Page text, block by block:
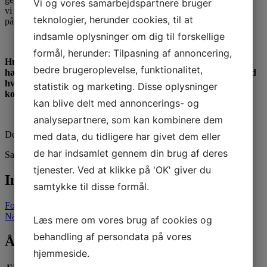
vi nærmer os, men sæt allerede nu kryds i kalenderen, så I er sikre
på at I kan deltage!
Husk at vi som frivillig forening, altid kan bruge et par ekstra
hænder! Så har du lyst til at give en hånd med og bidrage med
hvad end du synes du kan, er du meget velkommen til at
kontakte bestyrelsen – al hjælp er værdsat.
De bedste hilsner fra bestyrelsen
Sakskøbing Fitness Forening
Indlægsnavigation
Forrige indlæg
Næste indlæg
Åbningstider
Vi og vores samarbejdspartnere bruger
teknologier, herunder cookies, til at
indsamle oplysninger om dig til forskellige
formål, herunder: Tilpasning af annoncering,
bedre brugeroplevelse, funktionalitet,
statistik og marketing. Disse oplysninger
kan blive delt med annoncerings- og
analysepartnere, som kan kombinere dem
med data, du tidligere har givet dem eller
de har indsamlet gennem din brug af deres
tjenester. Ved at klikke på 'OK' giver du
samtykke til disse formål.
Læs mere om vores brug af cookies og
behandling af persondata på vores
hjemmeside.